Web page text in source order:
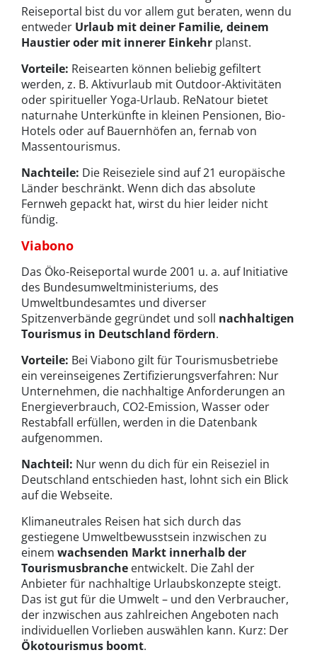
Reiseportal bist du vor allem gut beraten, wenn du
entweder Urlaub mit deiner Familie, deinem
Haustier oder mit innerer Einkehr planst.
Vorteile: Reisearten können beliebig gefiltert
werden, z. B. Aktivurlaub mit Outdoor-Aktivitäten
oder spiritueller Yoga-Urlaub. ReNatour bietet
naturnahe Unterkünfte in kleinen Pensionen, Bio-
Hotels oder auf Bauernhöfen an, fernab von
Massentourismus.
Nachteile: Die Reiseziele sind auf 21 europäische
Länder beschränkt. Wenn dich das absolute
Fernweh gepackt hat, wirst du hier leider nicht
fündig.
Viabono
Das Öko-Reiseportal wurde 2001 u. a. auf Initiative
des Bundesumweltministeriums, des
Umweltbundesamtes und diverser
Spitzenverbände gegründet und soll nachhaltigen
Tourismus in Deutschland fördern.
Vorteile: Bei Viabono gilt für Tourismusbetriebe
ein vereinseigenes Zertifizierungsverfahren: Nur
Unternehmen, die nachhaltige Anforderungen an
Energieverbrauch, CO2-Emission, Wasser oder
Restabfall erfüllen, werden in die Datenbank
aufgenommen.
Nachteil: Nur wenn du dich für ein Reiseziel in
Deutschland entschieden hast, lohnt sich ein Blick
auf die Webseite.
Klimaneutrales Reisen hat sich durch das
gestiegene Umweltbewusstsein inzwischen zu
einem wachsenden Markt innerhalb der
Tourismusbranche entwickelt. Die Zahl der
Anbieter für nachhaltige Urlaubskonzepte steigt.
Das ist gut für die Umwelt – und den Verbraucher,
der inzwischen aus zahlreichen Angeboten nach
individuellen Vorlieben auswählen kann. Kurz: Der
Ökotourismus boomt.